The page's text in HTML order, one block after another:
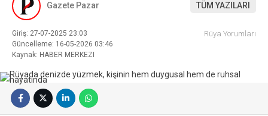
Gazete Pazar TÜM YAZILARI
Giriş: 27-07-2025 23:03
Güncelleme: 16-05-2026 03:46
Kaynak: HABER MERKEZI
Rüya Yorumları